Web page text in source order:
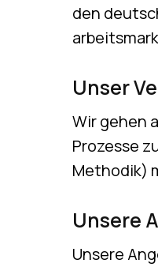
den
Wir gehen
Prozesse
Methodik)
Unser
Unsere
Unsere